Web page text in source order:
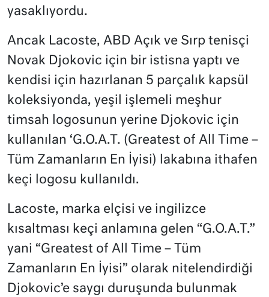
yasaklıyordu.
Ancak Lacoste, ABD Açık ve Sırp tenisçi
Novak Djokovic için bir istisna yaptı ve
kendisi için hazırlanan 5 parçalık kapsül
koleksiyonda, yeşil işlemeli meşhur
timsah logosunun yerine Djokovic için
kullanılan ‘G.O.A.T. (Greatest of All Time –
Tüm Zamanların En İyisi) lakabına ithafen
keçi logosu kullanıldı.
Lacoste, marka elçisi ve ingilizce
kısaltması keçi anlamına gelen “G.O.A.T.”
yani “Greatest of All Time – Tüm
Zamanların En İyisi” olarak nitelendirdiği
Djokovic’e saygı duruşunda bulunmak